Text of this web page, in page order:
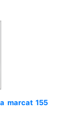
marcat 155